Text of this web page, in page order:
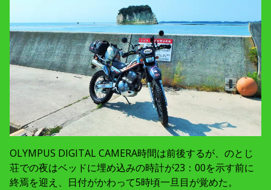
OLYMPUS DIGITAL CAMERA時間は前後するが、のとじ
荘での夜はベッドに埋め込みの時計が23：00を示す前に
終焉を迎え、日付がかわって5時頃一旦目が覚めた。